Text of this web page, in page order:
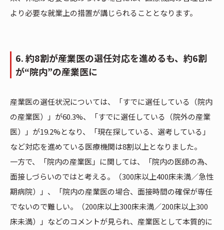
より必要な就業上の措置が講じられることとなります。
6. 約8割が産業医の選任対応を進めるも、約6割
が“院内”の産業医に
産業医の選任状況については、「すでに選任している（院内
の産業医）」が60.3%、「すでに選任している（院外の産業
医）」が19.2%となり、「現在探している、選考している」
など対応を進めている医療機関は8割以上となりました。
一方で、「院内の産業医」に関しては、「院内の医師の為、
面接しづらいのではと考える。（300床以上400床未満／急性
期病院）」、「院内の産業医の場合、面接時間の確保が専任
でないので難しい。（200床以上300床未満／200床以上300
床未満）」などのコメントが見られ、産業医として本質的に